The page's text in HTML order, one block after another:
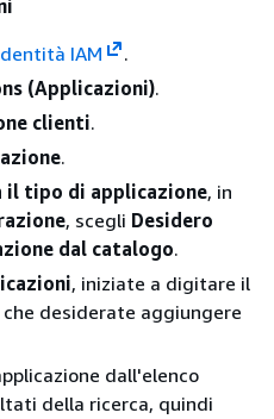
IAM
.
(Applicazioni).
clienti.
.
il tipo di applicazione, in
, scegli Desidero
dal catalogo.
, iniziate a digitare il
desiderate aggiungere
dall'elenco
della ricerca, quindi